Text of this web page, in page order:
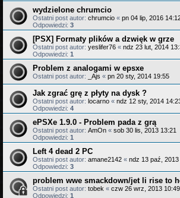
wydzielone chrumcio
Ostatni post autor: chrumcio « pn 04 lip, 2016
Odpowiedzi: 3
[PSX] Formaty plików a dzwięk w grze
Ostatni post autor: yeslifer76 « ndz 23 lut, 2014
Odpowiedzi: 1
Problem z analogami w epsxe
Ostatni post autor: _Ajs « pn 20 sty, 2014 19:55
Jak zgrać grę z płyty na dysk ?
Ostatni post autor: locarno « ndz 12 sty, 2014
Odpowiedzi: 4
ePSXe 1.9.0 - Problem pada z grą
Ostatni post autor: AmOn « sob 30 lis, 2013 13:21
Odpowiedzi: 1
Left 4 dead 2 PC
Ostatni post autor: amane2142 « ndz 13 paź, 2013
Odpowiedzi: 3
problem wwe smackdown/jet li rise to
Ostatni post autor: tobek « czw 26 wrz, 2013 10:49
Odpowiedzi: 1